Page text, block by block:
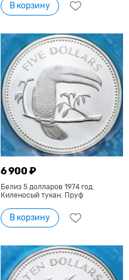
В корзину
6 900 ₽
Белиз 5 долларов 1974 год.
Киленосый тукан. Пруф
В корзину